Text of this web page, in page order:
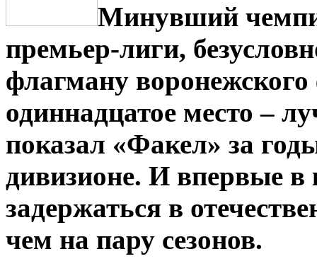
Минувший
премьер-лиги,
флагману
одиннадцатое место –
показал «Факел» за
дивизионе. И впервые в
задержаться в
чем на пару сезонов.